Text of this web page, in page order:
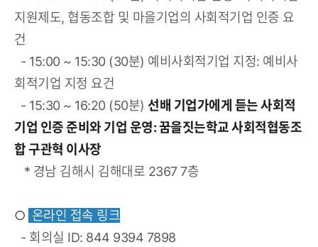
지원제도, 협동조합 및 마을기업의 사회적기업 인증 요
건
- 15:00 ~ 15:30 (30분) 예비사회적기업 지정: 예비사
회적기업 지정 요건
- 15:30 ~ 16:20 (50분) 선배 기업가에게 듣는 사회적
기업 인증 준비와 기업 운영: 꿈을짓는학교 사회적협동조
합 구관혁 이사장
* 경남 김해시 김해대로 2367 7층
○ 온라인 접속 링크
- 회의실 ID: 844 9394 7898